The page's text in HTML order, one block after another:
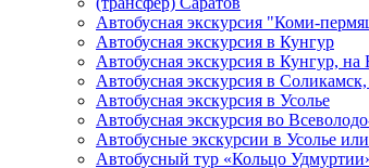
Автобусная экскурсия "Коми-
Автобусная экскурсия в Кунгур
Автобусная экскурсия в Кунгур, на
Автобусная экскурсия в
Автобусная экскурсия в Усолье
Автобусная экскурсия во
Автобусные экскурсии в Усолье
Автобусный тур «Кольцо